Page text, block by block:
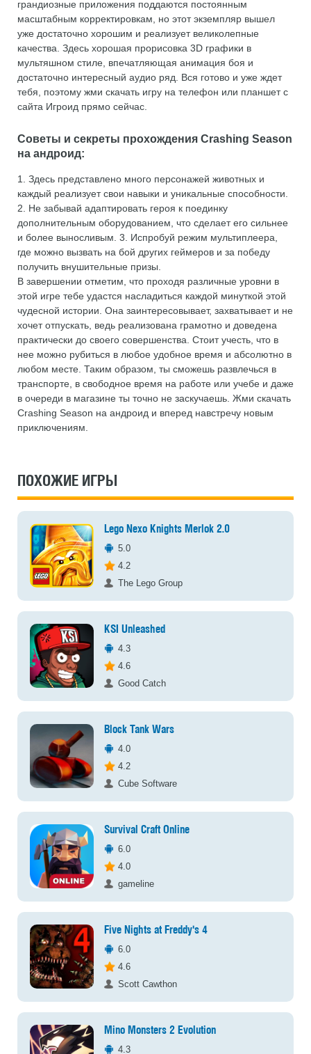
грандиозные приложения поддаются постоянным
масштабным корректировкам, но этот экземпляр вышел
уже достаточно хорошим и реализует великолепные
качества. Здесь хорошая прорисовка 3D графики в
мультяшном стиле, впечатляющая анимация боя и
достаточно интересный аудио ряд. Вся готово и уже ждет
тебя, поэтому жми скачать игру на телефон или планшет с
сайта Игроид прямо сейчас.
Советы и секреты прохождения Crashing Season
на андроид:
1. Здесь представлено много персонажей животных и
каждый реализует свои навыки и уникальные способности.
2. Не забывай адаптировать героя к поединку
дополнительным оборудованием, что сделает его сильнее
и более выносливым. 3. Испробуй режим мультиплеера,
где можно вызвать на бой других геймеров и за победу
получить внушительные призы.
В завершении отметим, что проходя различные уровни в
этой игре тебе удастся насладиться каждой минуткой этой
чудесной истории. Она заинтересовывает, захватывает и не
хочет отпускать, ведь реализована грамотно и доведена
практически до своего совершенства. Стоит учесть, что в
нее можно рубиться в любое удобное время и абсолютно в
любом месте. Таким образом, ты сможешь развлечься в
транспорте, в свободное время на работе или учебе и даже
в очереди в магазине ты точно не заскучаешь. Жми скачать
Crashing Season на андроид и вперед навстречу новым
приключениям.
ПОХОЖИЕ ИГРЫ
Lego Nexo Knights Merlok 2.0
5.0
4.2
The Lego Group
KSI Unleashed
4.3
4.6
Good Catch
Block Tank Wars
4.0
4.2
Cube Software
Survival Craft Online
6.0
4.0
gameline
Five Nights at Freddy's 4
6.0
4.6
Scott Cawthon
Mino Monsters 2 Evolution
4.3